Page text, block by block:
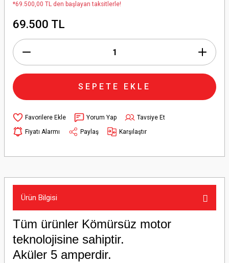
*69.500,00 TL den başlayan taksitlerle!
69.500 TL
SEPETE EKLE
Yorum Yap
Tavsiye Et
Fiyatı Alarmı
Paylaş Karşılaştır
Ürün Bilgisi
Tüm ürünler Kömürsüz motor
teknolojisine sahiptir.
Aküler 5 amperdir.